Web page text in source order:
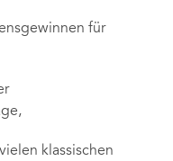
für
klassischen